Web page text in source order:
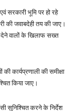
सरकारी भूमि पर हो रहे
की जवाबदेही तय की जाए।
वालों के खिलाफ सख्त
कार्यप्रणाली की समीक्षा
किया जाए।
सुनिश्चित करने के निर्देश